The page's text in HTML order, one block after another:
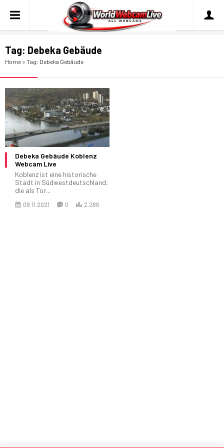
Tag: Debeka Gebäude
Home » Tag: Debeka Gebäude
Debeka Gebäude Koblenz
Webcam Live
Koblenz ist eine historische
Stadt in Südwestdeutschland,
die als Tor...
08.11.2021 0 2.286